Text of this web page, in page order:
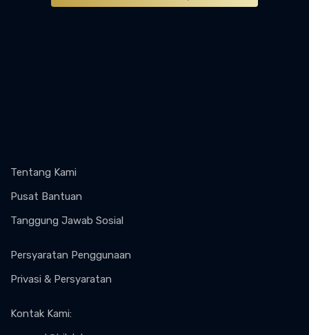
Tentang Kami
Pusat Bantuan
Tanggung Jawab Sosial
Persyaratan Penggunaan
Privasi & Persyaratan
Kontak Kami: